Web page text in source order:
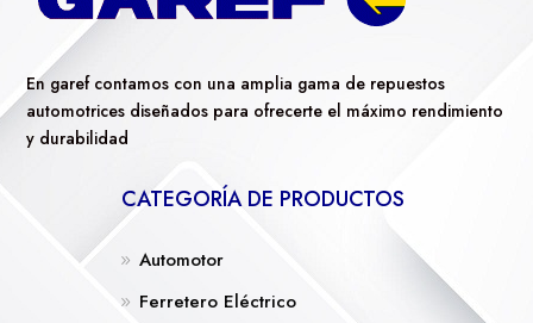
En garef contamos con una amplia gama de repuestos
automotrices diseñados para ofrecerte el máximo rendimiento
y durabilidad
CATEGORÍA DE PRODUCTOS
Automotor
Ferretero Eléctrico